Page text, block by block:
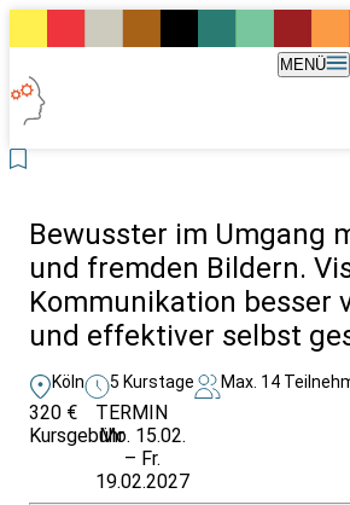
MENÜ
Bewusster im Umgang
und fremden Bildern.
Kommunikation besser
und effektiver selbst
Köln 5 Kurstage Max. 14
320 €
Kursgebühr
TERMIN
Mo. 15.02.
– Fr.
19.02.2027